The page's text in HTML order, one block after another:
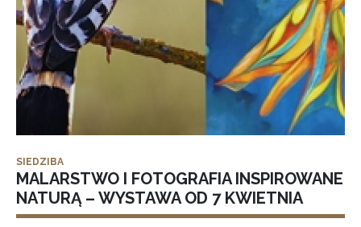
SIEDZIBA
MALARSTWO I FOTOGRAFIA INSPIROWANE
NATURĄ – WYSTAWA OD 7 KWIETNIA